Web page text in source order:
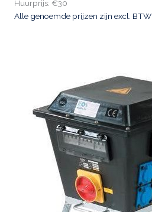
Huurprijs: €30
Alle genoemde prijzen zijn excl. BTW